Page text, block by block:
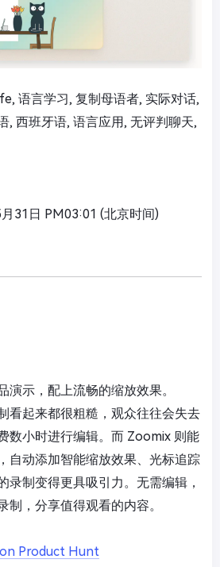
语言学习, 复制母语者, 实际对话,
, 西班牙语, 语言应用, 无评判聊天,
月31日 PM03:01 (北京时间)
演示，配上流畅的缩放效果。
看起来都很粗糙，观众往往会失去
数小时进行编辑。而 Zoomix 则能
自动添加智能缩放效果、光标追踪
录制变得更具吸引力。无需编辑，
制，分享值得观看的内容。
Product Hunt